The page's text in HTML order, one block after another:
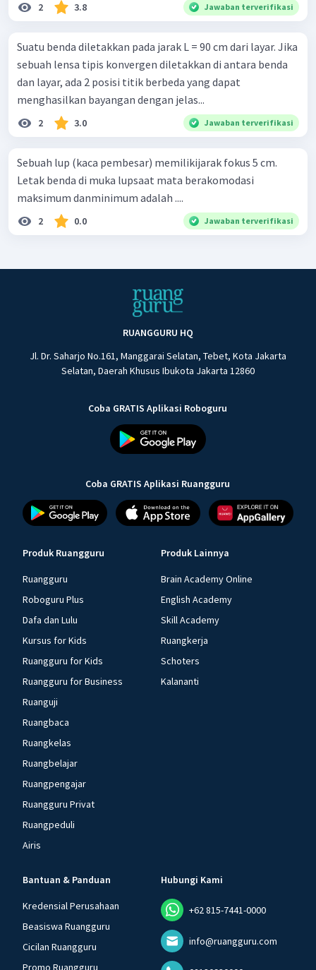
2 3.8 Jawaban terverifikasi
Suatu benda diletakkan pada jarak L = 90 cm dari layar. Jika
sebuah lensa tipis konvergen diletakkan di antara benda
dan layar, ada 2 posisi titik berbeda yang dapat
menghasilkan bayangan dengan jelas...
2 3.0 Jawaban terverifikasi
Sebuah lup (kaca pembesar) memilikijarak fokus 5 cm.
Letak benda di muka lupsaat mata berakomodasi
maksimum danminimum adalah ....
2 0.0 Jawaban terverifikasi
RUANGGURU HQ
Jl. Dr. Saharjo No.161, Manggarai Selatan, Tebet, Kota Jakarta
Selatan, Daerah Khusus Ibukota Jakarta 12860
Coba GRATIS Aplikasi Roboguru
Coba GRATIS Aplikasi Ruangguru
Produk Ruangguru
Ruangguru
Roboguru Plus
Dafa dan Lulu
Kursus for Kids
Ruangguru for Kids
Ruangguru for Business
Ruanguji
Ruangbaca
Ruangkelas
Ruangbelajar
Ruangpengajar
Ruangguru Privat
Ruangpeduli
Airis
Produk Lainnya
Brain Academy Online
English Academy
Skill Academy
Ruangkerja
Schoters
Kalananti
Bantuan & Panduan
Kredensial Perusahaan
Beasiswa Ruangguru
Cicilan Ruangguru
Promo Ruangguru
Hubungi Kami
+62 815-7441-0000
info@ruangguru.com